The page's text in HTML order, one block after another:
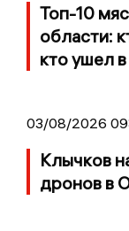
Топ-10
области:
кто ушел
03/08/2026
Клычков
дронов в